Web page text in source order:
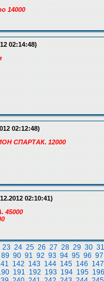
14000
02:14:48)
02:12:48)
СПАРТАК. 12000
02:10:41)
45000
23 24 25 26 27 28 29 30 31
89 90 91 92 93 94 95 96 97
142 143 144 145 146 147
191 192 193 194 195 196